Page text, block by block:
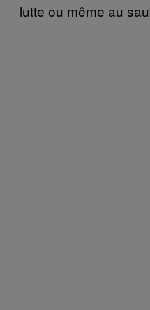
lutte ou même au